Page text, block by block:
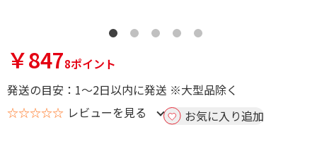
￥8478ポイント
発送の目安：1～2日以内に発送 ※大型品除く
☆☆☆☆☆ レビューを見る お気に入り追加